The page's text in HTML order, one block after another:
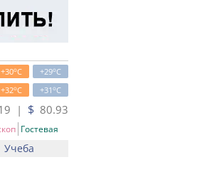
+29oC
+30oC
+31oC
+32oC
| $ 80.93
Гостевая
Учеба